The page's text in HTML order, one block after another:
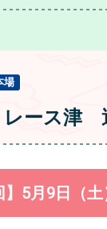
場
レース津
】5月9日（土